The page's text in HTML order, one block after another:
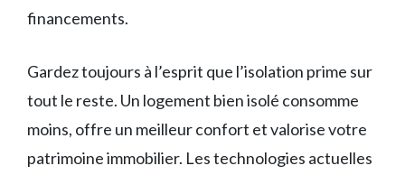
financements.
Gardez toujours à l’esprit que l’isolation prime sur
tout le reste. Un logement bien isolé consomme
moins, offre un meilleur confort et valorise votre
patrimoine immobilier. Les technologies actuelles